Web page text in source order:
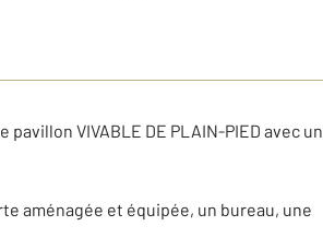
VIVABLE DE PLAIN-PIED avec un
aménagée et équipée, un bureau, une